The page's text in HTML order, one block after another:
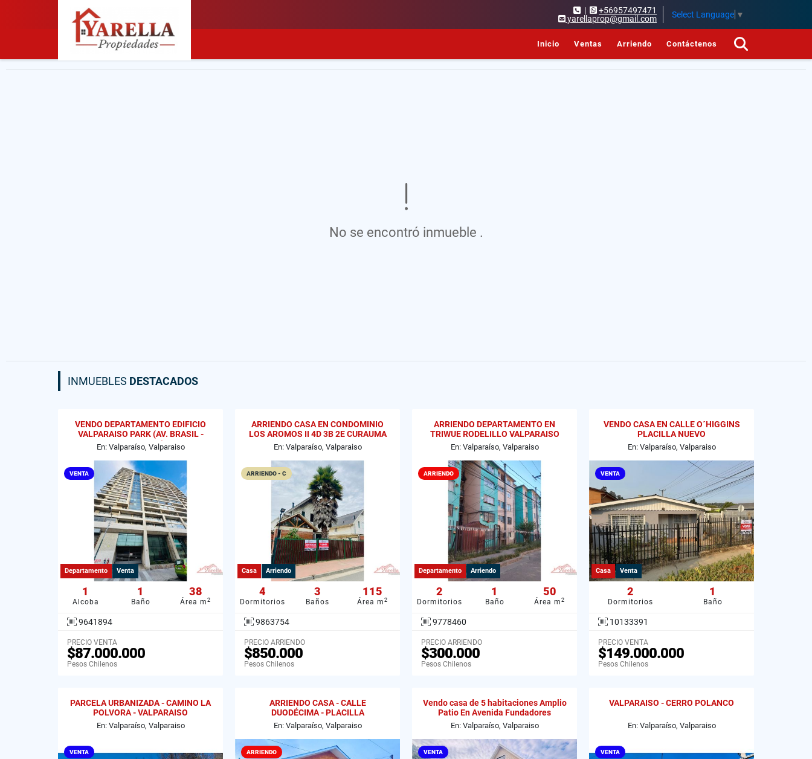
|
+56957497471
yarellaprop@gmail.com
Select Language ▼
Inicio Ventas Arriendo Contáctenos
No se encontró inmueble .
INMUEBLES DESTACADOS
VENDO DEPARTAMENTO EDIFICIO
VALPARAISO PARK (AV. BRASIL -
GRAL CRUZ)
En: Valparaíso, Valparaiso
VENTA
Departamento Venta
1
Alcoba
1
Baño
38
Área m 2
9641894
PRECIO VENTA
$87.000.000
Pesos Chilenos
ARRIENDO CASA EN CONDOMINIO
LOS AROMOS II 4D 3B 2E CURAUMA
VALPARAISO
En: Valparaíso, Valparaiso
ARRIENDO - C
Casa Arriendo
4
Dormitorios
3
Baños
115
Área m 2
9863754
PRECIO ARRIENDO
$850.000
Pesos Chilenos
ARRIENDO DEPARTAMENTO EN
TRIWUE RODELILLO VALPARAISO
En: Valparaíso, Valparaiso
ARRIENDO
Departamento Arriendo
2
Dormitorios
1
Baño
50
Área m 2
9778460
PRECIO ARRIENDO
$300.000
Pesos Chilenos
VENDO CASA EN CALLE O´HIGGINS
PLACILLA NUEVO
En: Valparaíso, Valparaiso
VENTA
Casa Venta
2
Dormitorios
1
Baño
10133391
PRECIO VENTA
$149.000.000
Pesos Chilenos
PARCELA URBANIZADA - CAMINO LA
POLVORA - VALPARAISO
En: Valparaíso, Valparaiso
VENTA
ARRIENDO CASA - CALLE
DUODÉCIMA - PLACILLA
En: Valparaíso, Valparaiso
ARRIENDO
Vendo casa de 5 habitaciones Amplio
Patio En Avenida Fundadores
En: Valparaíso, Valparaiso
VENTA
VALPARAISO - CERRO POLANCO
En: Valparaíso, Valparaiso
VENTA